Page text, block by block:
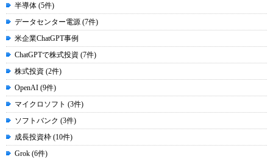
半導体 (5件)
データセンター電源 (7件)
米企業ChatGPT事例
ChatGPTで株式投資 (7件)
株式投資 (2件)
OpenAI (9件)
マイクロソフト (3件)
ソフトバンク (3件)
成長投資枠 (10件)
Grok (6件)